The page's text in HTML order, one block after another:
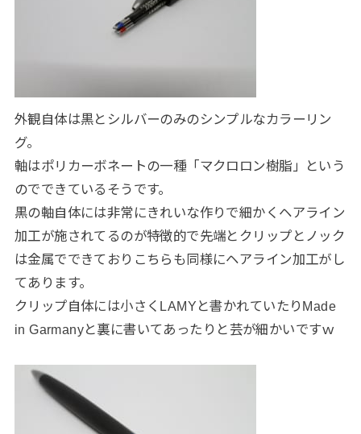
外観自体は黒とシルバーのみのシンプルなカラーリン
グ。
軸はポリカーボネートの一種「マクロロン樹脂」という
のでできているそうです。
黒の軸自体には非常にきれいな作りで細かくヘアライン
加工が施されてるのが特徴的で先端とクリップとノック
は金属でできておりこちらも同様にヘアライン加工がし
てあります。
クリップ自体には小さくLAMYと書かれていたりMade
in Garmanyと裏に書いてあったりと芸が細かいですｗ